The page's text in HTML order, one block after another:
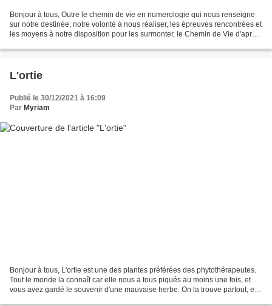
Bonjour à tous, Outre le chemin de vie en numerologie qui nous renseigne
sur notre destinée, notre volonté à nous réaliser, les épreuves rencontrées et
les moyens à notre disposition pour les surmonter, le Chemin de Vie d'après
L'ortie
Publié le 30/12/2021 à 16:09
Par Myriam
Bonjour à tous, L'ortie est une des plantes préférées des phytothérapeutes.
Tout le monde la connaît car elle nous a tous piqués au moins une fois, et
vous avez gardé le souvenir d'une mauvaise herbe. On la trouve partout, elle